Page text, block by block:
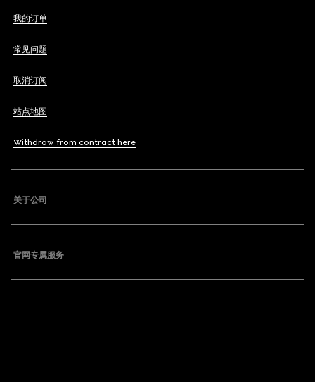
我的订单
常见问题
取消订阅
站点地图
Withdraw from contract here
关于公司
官网专属服务